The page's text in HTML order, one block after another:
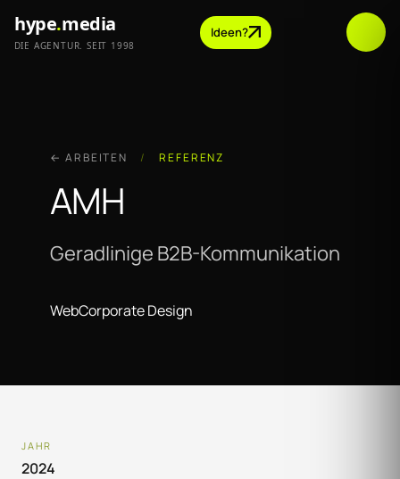
hype.media
DIE AGENTUR. SEIT 1998
Ideen?
← ARBEITEN / REFERENZ
AMH
Geradlinige B2B-Kommunikation
WebCorporate Design
JAHR
2024